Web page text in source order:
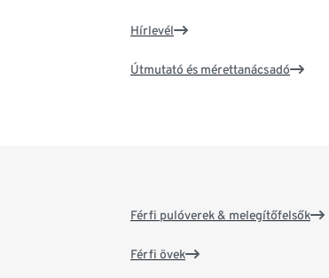
Hírlevél
Útmutató és mérettanácsadó
Férfi pulóverek & melegítőfelsők
Férfi övek